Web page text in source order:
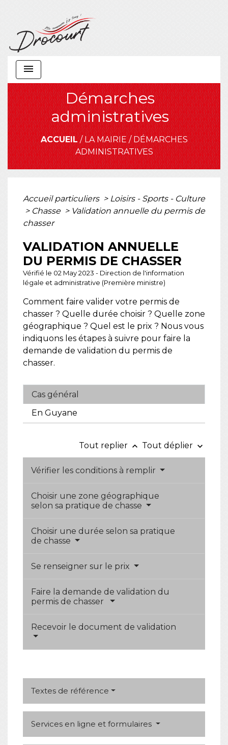
menu
Démarches
administratives
ACCUEIL/LA MAIRIE/DÉMARCHES
ADMINISTRATIVES
Accueil particuliers > Loisirs - Sports - Culture
> Chasse > Validation annuelle du permis de
chasser
VALIDATION ANNUELLE
DU PERMIS DE CHASSER
Vérifié le 02 May 2023 - Direction de l'information
légale et administrative (Première ministre)
Comment faire valider votre permis de
chasser ? Quelle durée choisir ? Quelle zone
géographique ? Quel est le prix ? Nous vous
indiquons les étapes à suivre pour faire la
demande de validation du permis de
chasser.
Cas général
En Guyane
Tout replier keyboard_arrow_up Tout déplier keyboard_arrow_down
Vérifier les conditions à remplir
Choisir une zone géographique
selon sa pratique de chasse
Choisir une durée selon sa pratique
de chasse
Se renseigner sur le prix
Faire la demande de validation du
permis de chasser
Recevoir le document de validation
Textes de référence
Services en ligne et formulaires